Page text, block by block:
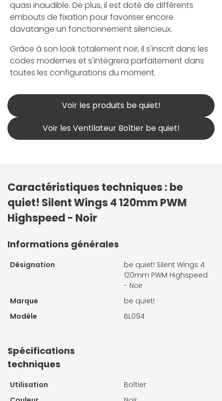
quasi inaudible. De plus, il est doté de différents
embouts de fixation pour favoriser encore
davatange un fonctionnement silencieux.
Grâce à son look totalement noir, il s'inscrit dans les
codes modernes et s'intégrera parfaitement dans
toutes les configurations du moment.
Voir les produits be quiet!
Voir les Ventilateur Boîtier be quiet!
Caractéristiques techniques : be
quiet! Silent Wings 4 120mm PWM
Highspeed - Noir
Informations générales
Désignation
be quiet! Silent Wings 4
120mm PWM Highspeed
- Noir
Marque
be quiet!
Modèle
BL094
Spécifications
techniques
Utilisation
Boîtier